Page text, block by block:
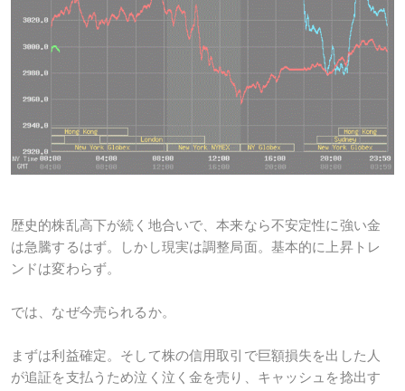
歴史的株乱高下が続く地合いで、本来なら不安定性に強い金
は急騰するはず。しかし現実は調整局面。基本的に上昇トレ
ンドは変わらず。
では、なぜ今売られるか。
まずは利益確定。そして株の信用取引で巨額損失を出した人
が追証を支払うため泣く泣く金を売り、キャッシュを捻出す